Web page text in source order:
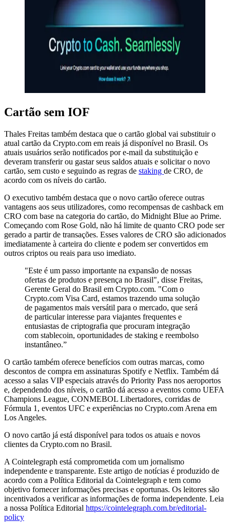
Cartão sem IOF
Thales Freitas também destaca que o cartão global vai substituir o
atual cartão da Crypto.com em reais já disponível no Brasil. Os
atuais usuários serão notificados por e-mail da substituição e
deveram transferir ou gastar seus saldos atuais e solicitar o novo
cartão, sem custo e seguindo as regras de staking de CRO, de
acordo com os níveis do cartão.
O executivo também destaca que o novo cartão oferece outras
vantagens aos seus utilizadores, como recompensas de cashback em
CRO com base na categoria do cartão, do Midnight Blue ao Prime.
Começando com Rose Gold, não há limite de quanto CRO pode ser
gerado a partir de transações. Esses valores de CRO são adicionados
imediatamente à carteira do cliente e podem ser convertidos em
outros criptos ou reais para uso imediato.
"Este é um passo importante na expansão de nossas
ofertas de produtos e presença no Brasil", disse Freitas,
Gerente Geral do Brasil em Crypto.com. "Com o
Crypto.com Visa Card, estamos trazendo uma solução
de pagamentos mais versátil para o mercado, que será
de particular interesse para viajantes frequentes e
entusiastas de criptografia que procuram integração
com stablecoin, oportunidades de staking e reembolso
instantâneo.”
O cartão também oferece benefícios com outras marcas, como
descontos de compra em assinaturas Spotify e Netflix. Também dá
acesso a salas VIP especiais através do Priority Pass nos aeroportos
e, dependendo dos níveis, o cartão dá acesso a eventos como UEFA
Champions League, CONMEBOL Libertadores, corridas de
Fórmula 1, eventos UFC e experiências no Crypto.com Arena em
Los Angeles.
O novo cartão já está disponível para todos os atuais e novos
clientes da Crypto.com no Brasil.
A Cointelegraph está comprometida com um jornalismo
independente e transparente. Este artigo de notícias é produzido de
acordo com a Política Editorial da Cointelegraph e tem como
objetivo fornecer informações precisas e oportunas. Os leitores são
incentivados a verificar as informações de forma independente. Leia
a nossa Política Editorial https://cointelegraph.com.br/editorial-
policy